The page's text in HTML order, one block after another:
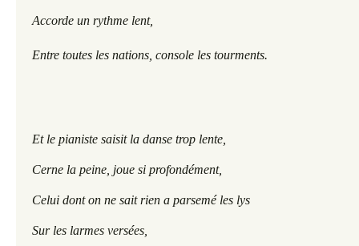
Accorde un rythme lent,
Entre toutes les nations, console les tourments.
Et le pianiste saisit la danse trop lente,
Cerne la peine, joue si profondément,
Celui dont on ne sait rien a parsemé les lys
Sur les larmes versées,